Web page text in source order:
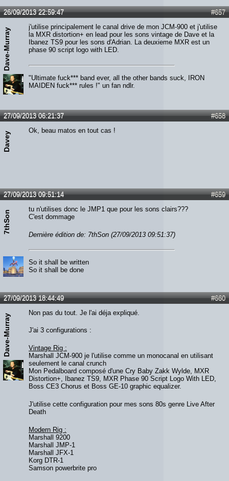
#657
26/09/2013 22:59:47
Dave-Murray
j'utilise principalement le canal drive de mon JCM-900 et j'utilise
la MXR distortion+ en lead pour les sons vintage de Dave et la
Ibanez TS9 pour les sons d'Adrian. La deuxieme MXR est un
phase 90 script logo with LED.
"Ultimate fuck*** band ever, all the other bands suck, IRON
MAIDEN fuck*** rules !" un fan ndlr.
#658
27/09/2013 06:21:37
Davey
Ok, beau matos en tout cas !
#659
27/09/2013 09:51:14
7thSon
tu n'utilises donc le JMP1 que pour les sons clairs???
C'est dommage
Dernière édition de: 7thSon (27/09/2013 09:51:37)
So it shall be written
So it shall be done
#660
27/09/2013 18:44:49
Dave-Murray
Non pas du tout. Je l'ai déja expliqué.
J'ai 3 configurations :
Vintage Rig :
Marshall JCM-900 je l'utilise comme un monocanal en utilisant
seulement le canal crunch
Mon Pedalboard composé d'une Cry Baby Zakk Wylde, MXR
Distortion+, Ibanez TS9, MXR Phase 90 Script Logo With LED,
Boss CE3 Chorus et Boss GE-10 graphic equalizer.
J'utilise cette configuration pour mes sons 80s genre Live After
Death
Modern Rig :
Marshall 9200
Marshall JMP-1
Marshall JFX-1
Korg DTR-1
Samson powerbrite pro